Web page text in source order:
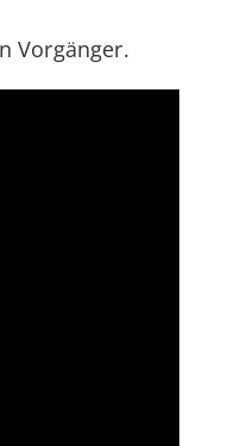
Vorgänger.